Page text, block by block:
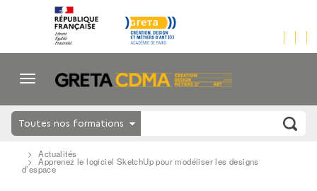
Toutes nos formations
Actualités
Apprenez le logiciel SketchUp pour modéliser les designs
d’espace